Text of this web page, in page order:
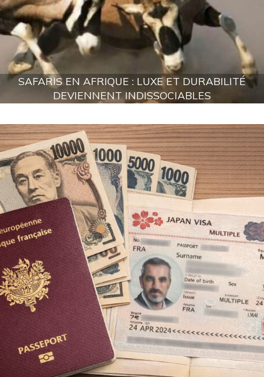
SAFARIS EN AFRIQUE : LUXE ET DURABILITÉ
DEVIENNENT INDISSOCIABLES